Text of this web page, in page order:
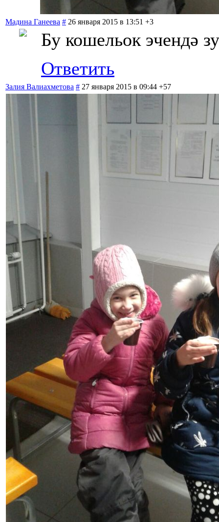
Мадина Ганеева # 26 января 2015 в 13:51 +3
Бу кошельок эчендә
Ответить
Залия Валиахметова # 27 января 2015 в 09:44 +57